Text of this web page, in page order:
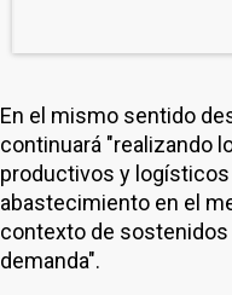
En el mismo sentido
continuará "realizando
productivos y logísticos
abastecimiento en el
contexto de
demanda".